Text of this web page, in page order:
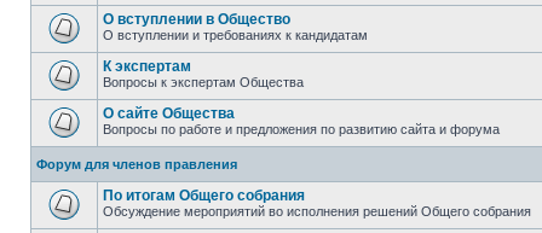
О вступлении в Общество
О вступлении и требованиях к кандидатам
К экспертам
Вопросы к экспертам Общества
О сайте Общества
Вопросы по работе и предложения по развитию сайта и форума
Форум для членов правления
По итогам Общего собрания
Обсуждение мероприятий во исполнения решений Общего собрания